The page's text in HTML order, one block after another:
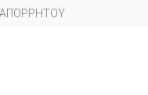
ΑΠΟΡΡΗΤΟΥ